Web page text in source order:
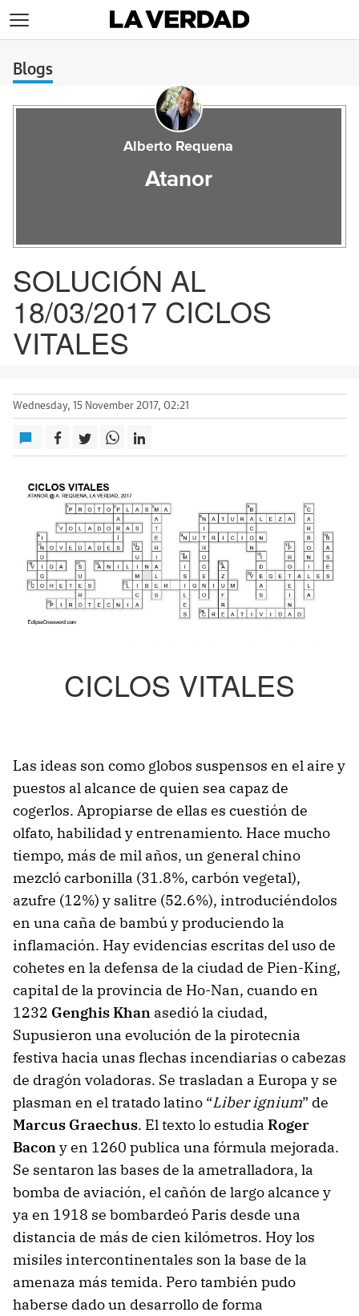
Blogs
Alberto Requena
Atanor
SOLUCIÓN AL
18/03/2017 CICLOS
VITALES
Wednesday, 15 November 2017, 02:21
CICLOS VITALES
Las ideas son como globos suspensos en el aire y
puestos al alcance de quien sea capaz de
cogerlos. Apropiarse de ellas es cuestión de
olfato, habilidad y entrenamiento. Hace mucho
tiempo, más de mil años, un general chino
mezcló carbonilla (31.8%, carbón vegetal),
azufre (12%) y salitre (52.6%), introduciéndolos
en una caña de bambú y produciendo la
inflamación. Hay evidencias escritas del uso de
cohetes en la defensa de la ciudad de Pien-King,
capital de la provincia de Ho-Nan, cuando en
1232 Genghis Khan asedió la ciudad,
Supusieron una evolución de la pirotecnia
festiva hacia unas flechas incendiarias o cabezas
de dragón voladoras. Se trasladan a Europa y se
plasman en el tratado latino “Liber ignium” de
Marcus Graechus. El texto lo estudia Roger
Bacony en 1260 publica una fórmula mejorada.
Se sentaron las bases de la ametralladora, la
bomba de aviación, el cañón de largo alcance y
ya en 1918 se bombardeó Paris desde una
distancia de más de cien kilómetros. Hoy los
misiles intercontinentales son la base de la
amenaza más temida. Pero también pudo
haberse dado un desarrollo de forma